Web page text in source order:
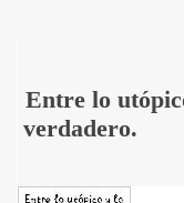
Entre lo
verdadero.